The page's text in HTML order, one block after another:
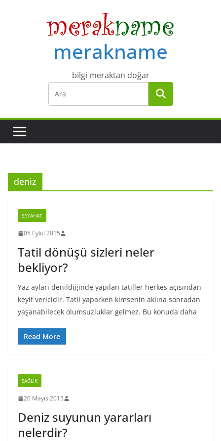
merakname
bilgi meraktan doğar
deniz
SEYAHAT
05 Eylül 2015
Tatil dönüşü sizleri neler
bekliyor?
Yaz ayları denildiğinde yapılan tatiller herkes açısından
keyif vericidir. Tatil yaparken kimsenin aklına sonradan
yaşanabilecek olumsuzluklar gelmez. Bu konuda daha
Read More
SAĞLIK
20 Mayıs 2015
Deniz suyunun yararları
nelerdir?